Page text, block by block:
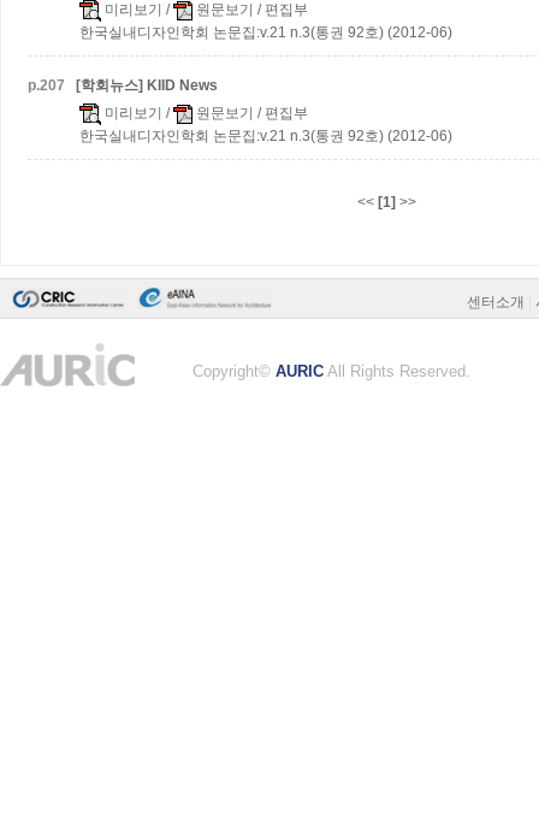
미리보기 / 원문보기 / 편집부
한국실내디자인학회 논문집:v.21 n.3(통권 92호) (2012-06)
p.207
[학회뉴스] KIID News
미리보기 / 원문보기 / 편집부
한국실내디자인학회 논문집:v.21 n.3(통권 92호) (2012-06)
<< [1] >>
센터소개
Copyright© AURIC All Rights Reserved.